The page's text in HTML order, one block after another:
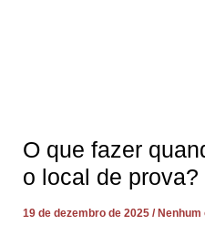
O que fazer
o local de prova?
19 de dezembro de 2025 Nenhum